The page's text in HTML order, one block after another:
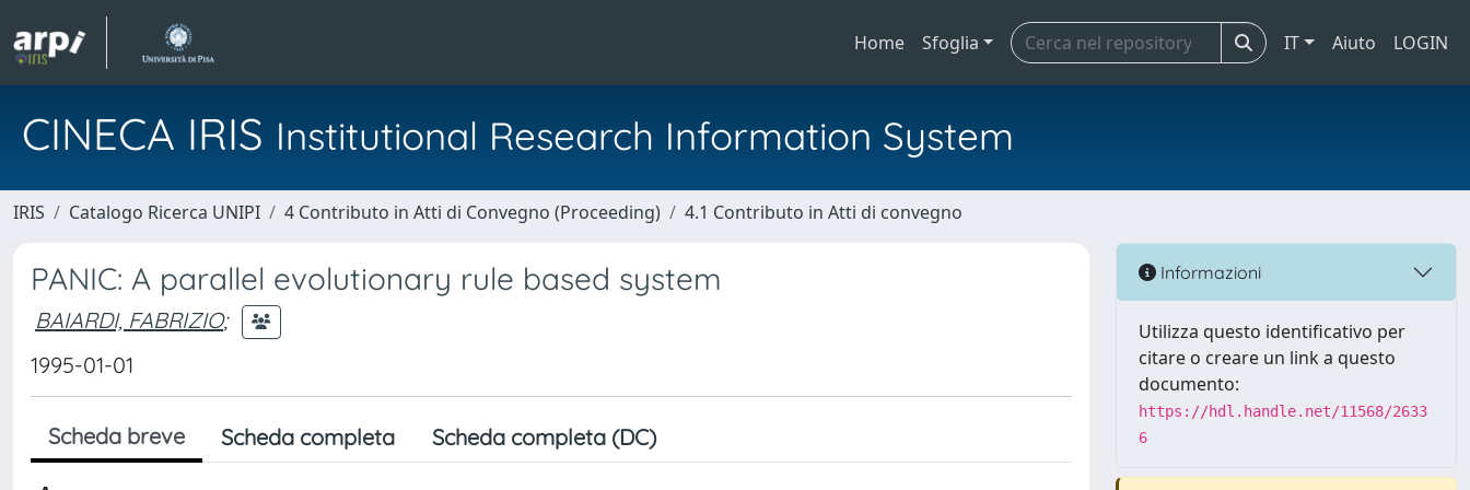
Home Sfoglia IT Aiuto LOGIN
CINECA IRIS Institutional Research Information System
IRIS Catalogo Ricerca UNIPI 4 Contributo in Atti di Convegno (Proceeding) 4.1 Contributo in Atti di convegno
PANIC: A parallel evolutionary rule based system
BAIARDI, FABRIZIO;
1995-01-01
Scheda breve Scheda completa Scheda completa (DC)
Informazioni
Utilizza questo identificativo per
citare o creare un link a questo
documento:
https://hdl.handle.net/11568/2633
6